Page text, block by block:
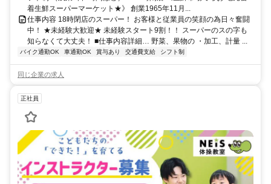
着生鮮スーパーマーケット★》 創業1965年11月...
仕事内容 18時閉店のスーパー！ お客様と従業員の笑顔の為日々奮闘
中！ ★未経験大歓迎★ 未経験スタート9割！！ スーパーのスの字も
知らなくて大丈夫！ ■仕事内容詳細… 野菜、果物の ・加工、計量 ...
バイク通勤OK 車通勤OK 賞与あり 交通費支給 シフト制
同じ企業の求人
正社員